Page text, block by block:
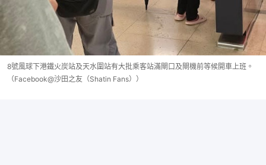
8號風球下港鐵火炭站及天水圍站有大批乘客站滿閘口及閘機前等候開車上班。
（Facebook@沙田之友（Shatin Fans））